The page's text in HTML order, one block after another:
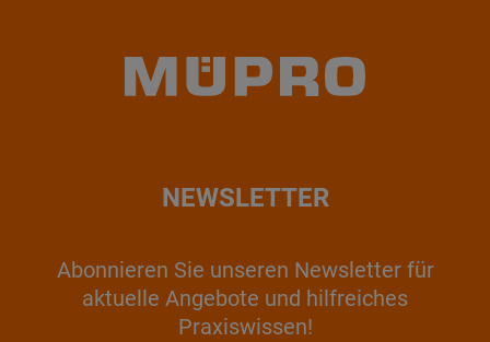
NEWSLETTER
Abonnieren Sie unseren Newsletter für
aktuelle Angebote und hilfreiches
Praxiswissen!